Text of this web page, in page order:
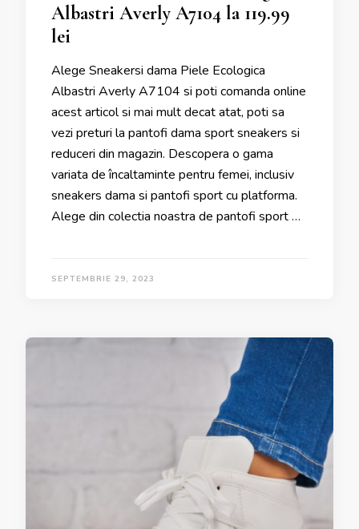
Albastri Averly A7104 la 119.99
lei
Alege Sneakersi dama Piele Ecologica
Albastri Averly A7104 si poti comanda online
acest articol si mai mult decat atat, poti sa
vezi preturi la pantofi dama sport sneakers si
reduceri din magazin. Descopera o gama
variata de încaltaminte pentru femei, inclusiv
sneakers dama si pantofi sport cu platforma.
Alege din colectia noastra de pantofi sport …
SEPTEMBRIE 29, 2023